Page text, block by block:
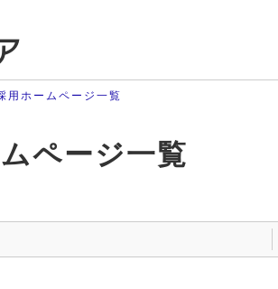
用ホームページ一覧
ページ一覧